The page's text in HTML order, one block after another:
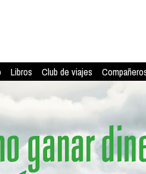
Libros Club de viajes